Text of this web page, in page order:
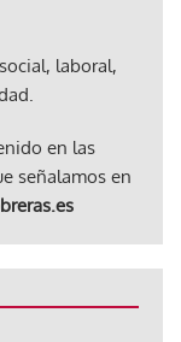
laboral,
en las
señalamos en